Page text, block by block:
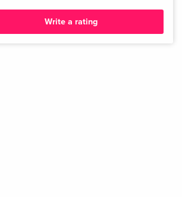
Write a rating